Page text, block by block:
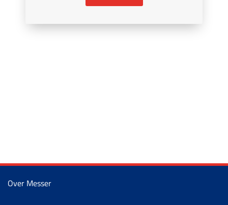
Over Messer